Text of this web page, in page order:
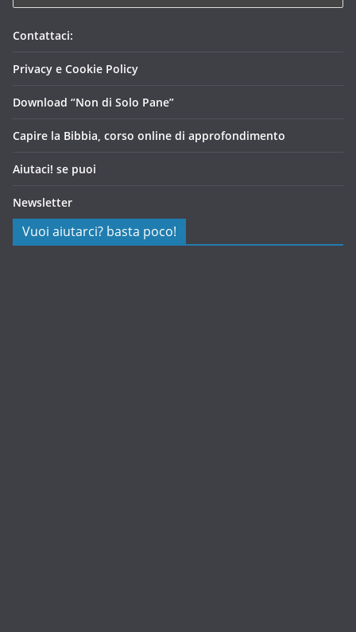
Contattaci:
Privacy e Cookie Policy
Download “Non di Solo Pane”
Capire la Bibbia, corso online di approfondimento
Aiutaci! se puoi
Newsletter
Vuoi aiutarci? basta poco!